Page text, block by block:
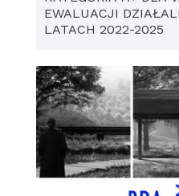
EWALUACJI
LATACH 2022-2025